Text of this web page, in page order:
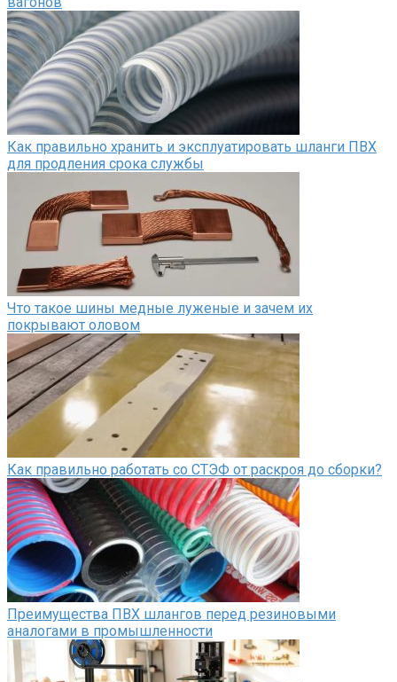
Как правильно хранить и эксплуатировать шланги ПВХ
для продления срока службы
Что такое шины медные луженые и зачем их
покрывают оловом
Как правильно работать со СТЭФ от раскроя до сборки?
Преимущества ПВХ шлангов перед резиновыми
аналогами в промышленности